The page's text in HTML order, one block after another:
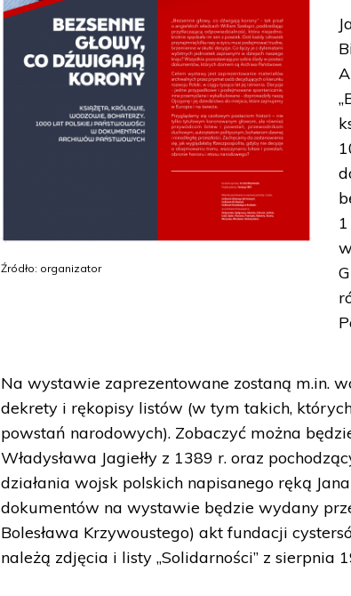
Źródło: organizator
Na wystawie zaprezentowane zostaną m.in.
dekrety i rękopisy listów (w tym takich,
powstań narodowych). Zobaczyć można
Władysława Jagiełły z 1389 r. oraz
działania wojsk polskich napisanego ręką
dokumentów na wystawie będzie wydany
Bolesława Krzywoustego) akt fundacji
należą zdjęcia i listy „Solidarności” z sierpnia